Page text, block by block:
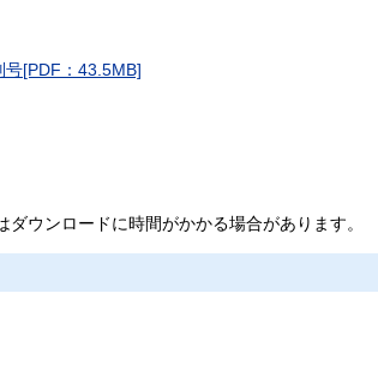
[PDF：43.5MB]
ウンロードに時間がかかる場合があります。